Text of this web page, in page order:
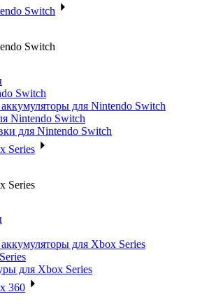
Switch
Switch
Switch
для Nintendo Switch
Nintendo Switch
для Nintendo Switch
Series
Series
для Xbox Series
для Xbox Series
360